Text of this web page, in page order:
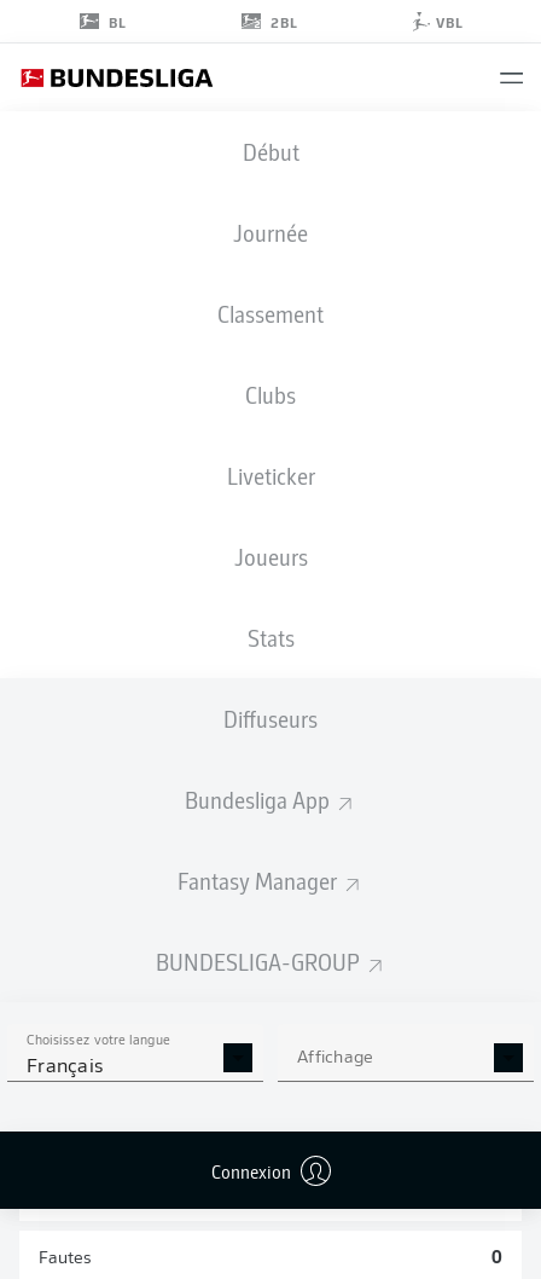
BL 2BL VBL
Début
Journée
Classement
Clubs
Liveticker
Joueurs
Stats
Diffuseurs
Bundesliga App
Fantasy Manager
BUNDESLIGA-GROUP
Choisissez votre langue
Français Affichage
Connexion
STATS DE LA SAISON
2026/2027
0 0
Fautes 0